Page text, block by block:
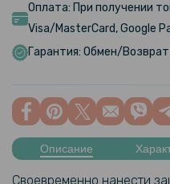
439
Чехол книжка Velvet Leather
отделением для карт
254
299
Чехол накладка Ricco
Оплата: При получении
Visa/MasterCard, Google
Гарантия: Обмен/
Описание
Своевременно нанести